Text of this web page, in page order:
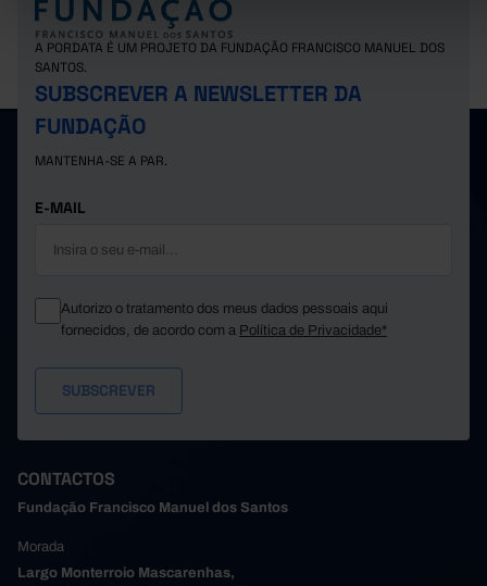
Suíça
A PORDATA É UM PROJETO DA FUNDAÇÃO FRANCISCO MANUEL DOS
SANTOS.
SUBSCREVER A NEWSLETTER DA
FUNDAÇÃO
MANTENHA-SE A PAR.
E-MAIL
Autorizo o tratamento dos meus dados pessoais aqui
fornecidos, de acordo com a Política de Privacidade*
CONTACTOS
Fundação Francisco Manuel dos Santos
Morada
Largo Monterroio Mascarenhas,